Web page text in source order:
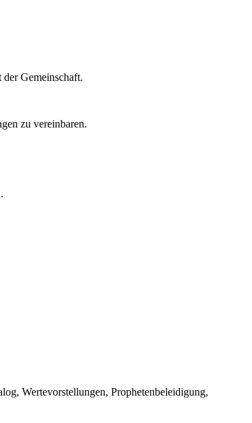
Gemeinschaft.
zu vereinbaren.
Wertevorstellungen, Prophetenbeleidigung,